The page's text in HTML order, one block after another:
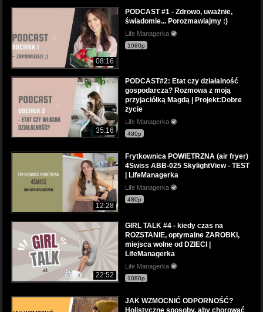
08:16
PODCAST #1 - Zdrowo, uważnie,
świadomie... Porozmawiajmy :)
Life Managerka
1080p
35:16
PODCAST#2: Etat czy działalność
gospodarcza? Rozmowa z moją
przyjaciółką Magdą | Projekt:Dobre
życie
Life Managerka
480p
12:28
Frytkownica POWIETRZNA (air fryer)
4Swiss ABB-025 SkylightView - TEST
| LifeManagerka
Life Managerka
480p
22:52
GIRL TALK #4 - kiedy czas na
ROZSTANIE, optymalne ZAROBKI,
miejsca wolne od DZIECI |
LifeManagerka
Life Managerka
1080p
JAK WZMOCNIĆ ODPORNOŚĆ?
Holistyczne sposoby, aby chorować